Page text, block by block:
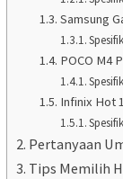
Samsung
POCO M4
Infinix Hot
Pertanyaan
Tips Memilih